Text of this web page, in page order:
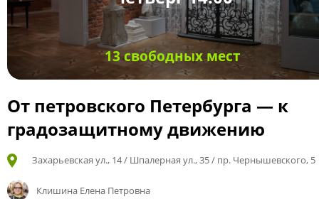
13 свободных мест
От петровского Петербурга — к
градозащитному движению
Захарьевская ул., 14 / Шпалерная ул., 35 / пр. Чернышевского, 5
Клишина Елена Петровна